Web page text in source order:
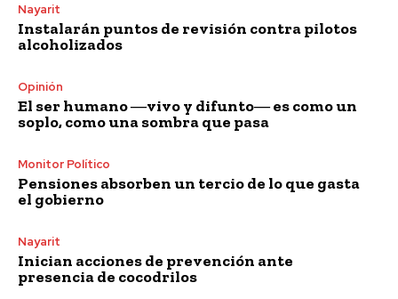
Nayarit
Instalarán puntos de revisión contra pilotos
alcoholizados
Opinión
El ser humano ―vivo y difunto― es como un
soplo, como una sombra que pasa
Monitor Político
Pensiones absorben un tercio de lo que gasta
el gobierno
Nayarit
Inician acciones de prevención ante
presencia de cocodrilos